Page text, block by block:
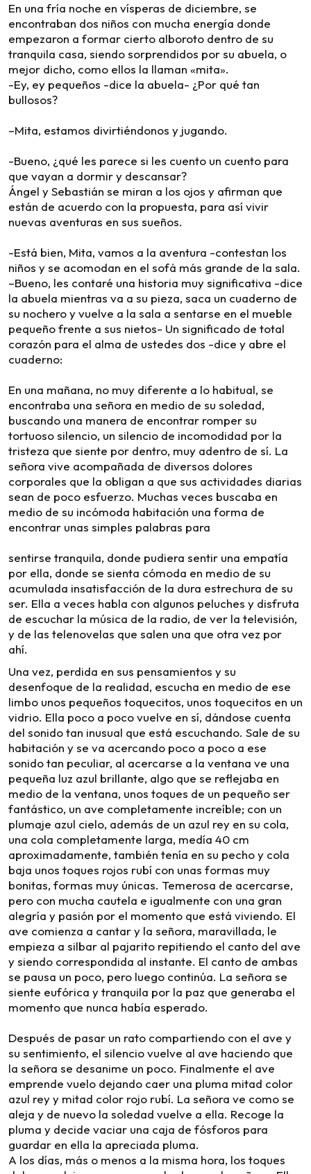
En una fría noche en vísperas de diciembre, se
encontraban dos niños con mucha energía donde
empezaron a formar cierto alboroto dentro de su
tranquila casa, siendo sorprendidos por su abuela, o
mejor dicho, como ellos la llaman «mita».
-Ey, ey pequeños -dice la abuela- ¿Por qué tan
bullosos?
–Mita, estamos divirtiéndonos y jugando.
-Bueno, ¿qué les parece si les cuento un cuento para
que vayan a dormir y descansar?
Ángel y Sebastián se miran a los ojos y afirman que
están de acuerdo con la propuesta, para así vivir
nuevas aventuras en sus sueños.
-Está bien, Mita, vamos a la aventura -contestan los
niños y se acomodan en el sofá más grande de la sala.
–Bueno, les contaré una historia muy significativa -dice
la abuela mientras va a su pieza, saca un cuaderno de
su nochero y vuelve a la sala a sentarse en el mueble
pequeño frente a sus nietos- Un significado de total
corazón para el alma de ustedes dos -dice y abre el
cuaderno:
En una mañana, no muy diferente a lo habitual, se
encontraba una señora en medio de su soledad,
buscando una manera de encontrar romper su
tortuoso silencio, un silencio de incomodidad por la
tristeza que siente por dentro, muy adentro de sí. La
señora vive acompañada de diversos dolores
corporales que la obligan a que sus actividades diarias
sean de poco esfuerzo. Muchas veces buscaba en
medio de su incómoda habitación una forma de
encontrar unas simples palabras para
sentirse tranquila, donde pudiera sentir una empatía
por ella, donde se sienta cómoda en medio de su
acumulada insatisfacción de la dura estrechura de su
ser. Ella a veces habla con algunos peluches y disfruta
de escuchar la música de la radio, de ver la televisión,
y de las telenovelas que salen una que otra vez por
ahí.
Una vez, perdida en sus pensamientos y su
desenfoque de la realidad, escucha en medio de ese
limbo unos pequeños toquecitos, unos toquecitos en un
vidrio. Ella poco a poco vuelve en sí, dándose cuenta
del sonido tan inusual que está escuchando. Sale de su
habitación y se va acercando poco a poco a ese
sonido tan peculiar, al acercarse a la ventana ve una
pequeña luz azul brillante, algo que se reflejaba en
medio de la ventana, unos toques de un pequeño ser
fantástico, un ave completamente increíble; con un
plumaje azul cielo, además de un azul rey en su cola,
una cola completamente larga, medía 40 cm
aproximadamente, también tenía en su pecho y cola
baja unos toques rojos rubí con unas formas muy
bonitas, formas muy únicas. Temerosa de acercarse,
pero con mucha cautela e igualmente con una gran
alegría y pasión por el momento que está viviendo. El
ave comienza a cantar y la señora, maravillada, le
empieza a silbar al pajarito repitiendo el canto del ave
y siendo correspondida al instante. El canto de ambas
se pausa un poco, pero luego continúa. La señora se
siente eufórica y tranquila por la paz que generaba el
momento que nunca había esperado.
Después de pasar un rato compartiendo con el ave y
su sentimiento, el silencio vuelve al ave haciendo que
la señora se desanime un poco. Finalmente el ave
emprende vuelo dejando caer una pluma mitad color
azul rey y mitad color rojo rubí. La señora ve como se
aleja y de nuevo la soledad vuelve a ella. Recoge la
pluma y decide vaciar una caja de fósforos para
guardar en ella la apreciada pluma.
A los días, más o menos a la misma hora, los toques